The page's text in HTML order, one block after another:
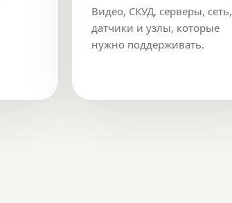
Видео, СКУД, серверы, сеть,
датчики и узлы, которые
нужно поддерживать.